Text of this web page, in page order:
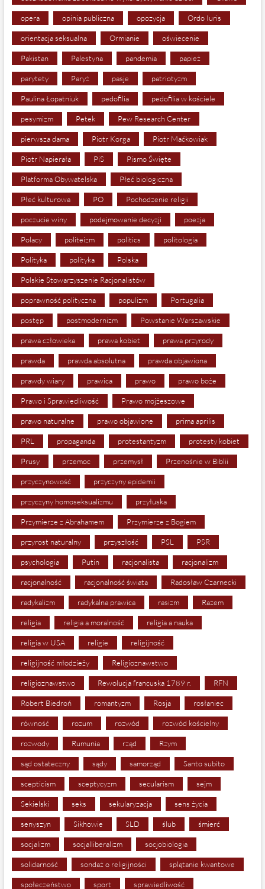
opera opinia publiczna opozycja Ordo Iuris
orientacja seksualna Ormianie oświecenie
Pakistan Palestyna pandemia papież
parytety Paryż pasje patriotyzm
Paulina Łopatniuk pedofilia pedofilia w kościele
pesymizm Petek Pew Research Center
pierwsza dama Piotr Korga Piotr Maćkowiak
Piotr Napierała PiS Pismo Święte
Platforma Obywatelska Płeć biologiczna
Płeć kulturowa PO Pochodzenie religii
poczucie winy podejmowanie decyzji poezja
Polacy politeizm politics politologia
Polityka polityka Polska
Polskie Stowarzyszenie Racjonalistów
poprawność polityczna populizm Portugalia
postęp postmodernizm Powstanie Warszawskie
prawa człowieka prawa kobiet prawa przyrody
prawda prawda absolutna prawda objawiona
prawdy wiary prawica prawo prawo boże
Prawo i Sprawiedliwość Prawo mojżeszowe
prawo naturalne prawo objawione prima aprilis
PRL propaganda protestantyzm protesty kobiet
Prusy przemoc przemysł Przenośnie w Biblii
przyczynowość przyczyny epidemii
przyczyny homoseksualizmu przyłuska
Przymierze z Abrahamem Przymierze z Bogiem
przyrost naturalny przyszłość PSL PSR
psychologia Putin racjonalista racjonalizm
racjonalność racjonalność świata Radosław Czarnecki
radykalizm radykalna prawica rasizm Razem
religia religia a moralność religia a nauka
religia w USA religie religijność
religijność młodzieży Religioznawstwo
religioznawstwo Rewolucja francuska 1789 r. RFN
Robert Biedroń romantyzm Rosja rosłaniec
równość rozum rozwód rozwód kościelny
rozwody Rumunia rząd Rzym
sąd ostateczny sądy samorząd Santo subito
scepticism sceptycyzm secularism sejm
Sekielski seks sekularyzacja sens życia
senyszyn Sikhowie SLD ślub śmierć
socjalizm socjalliberalizm socjobiologia
solidarność sondaż o religijności splątanie kwantowe
społeczeństwo sport sprawiedliwość